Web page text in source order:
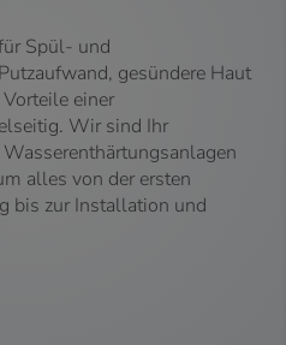
Spül- und
gesündere Haut
einer
Wir sind Ihr
alles von der ersten
bis zur Installation und